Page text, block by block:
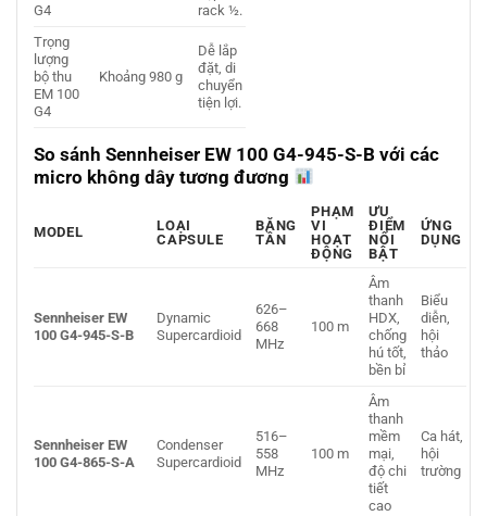
G4
rack ½.
Trọng
lượng
bộ thu
EM 100
G4
Khoảng 980 g
Dễ lắp
đặt, di
chuyển
tiện lợi.
So sánh Sennheiser EW 100 G4-945-S-B với các
micro không dây tương đương
MODEL
LOẠI
CAPSULE
BĂNG
TẦN
PHẠM
VI
HOẠT
ĐỘNG
ƯU
ĐIỂM
NỔI
BẬT
ỨNG
DỤNG
Sennheiser EW
100 G4-945-S-B
Dynamic
Supercardioid
626–
668
MHz
100 m
Âm
thanh
HDX,
chống
hú tốt,
bền bỉ
Biểu
diễn,
hội
thảo
Sennheiser EW
100 G4-865-S-A
Condenser
Supercardioid
516–
558
MHz
100 m
Âm
thanh
mềm
mại,
độ chi
tiết
cao
Ca hát,
hội
trường